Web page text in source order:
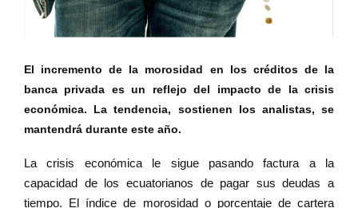
El incremento de la morosidad en los créditos de la
banca privada es un reflejo del impacto de la crisis
económica. La tendencia, sostienen los analistas, se
mantendrá durante este año.
La crisis económica le sigue pasando factura a la
capacidad de los ecuatorianos de pagar sus deudas a
tiempo. El índice de morosidad o porcentaje de cartera